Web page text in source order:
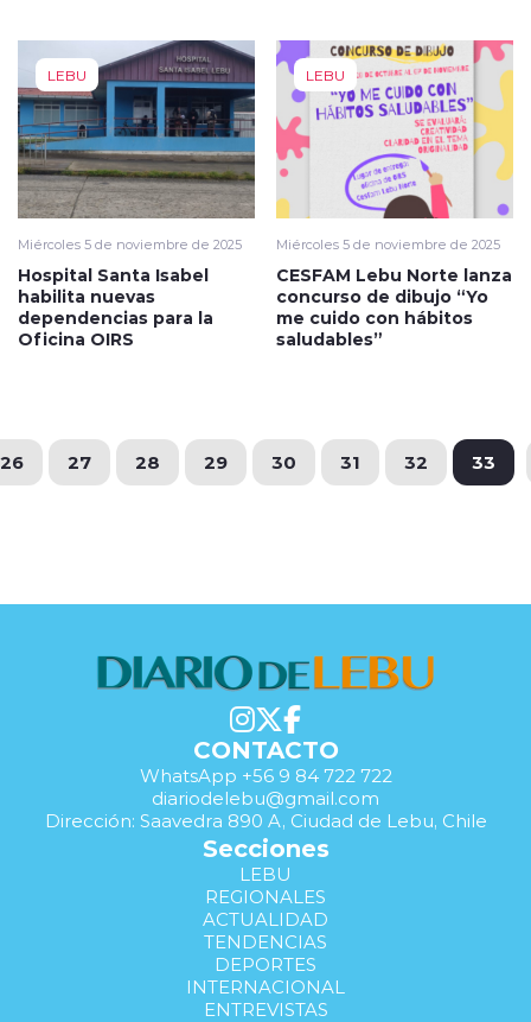
LEBU
Miércoles 5 de noviembre de 2025
Hospital Santa Isabel
habilita nuevas
dependencias para la
Oficina OIRS
LEBU
Miércoles 5 de noviembre de 2025
CESFAM Lebu Norte lanza
concurso de dibujo “Yo
me cuido con hábitos
saludables”
26 27 28 29 30 31 32 33
CONTACTO
WhatsApp +56 9 84 722 722
diariodelebu@gmail.com
Dirección: Saavedra 890 A, Ciudad de Lebu, Chile
Secciones
LEBU
REGIONALES
ACTUALIDAD
TENDENCIAS
DEPORTES
INTERNACIONAL
ENTREVISTAS